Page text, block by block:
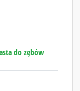
do zębów